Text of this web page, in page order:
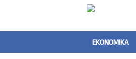
EKONOMIKA